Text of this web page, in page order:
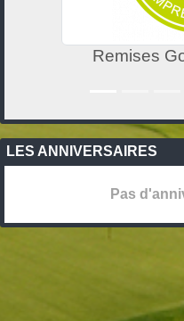
Remises
LES ANNIVERSAIRES
Pas